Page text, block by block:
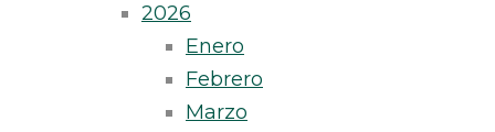
2026
Enero
Febrero
Marzo